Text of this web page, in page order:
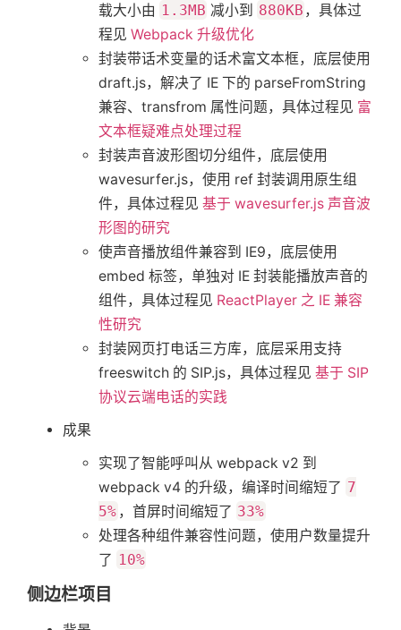
首
载大小由 1.3MB 减小到 880KB ，具体过
程见 Webpack 升级优化
封装带话术变量的话术富文本框，底层使用
draft.js，解决了 IE 下的 parseFromString
兼容、transfrom 属性问题，具体过程见 富
文本框疑难点处理过程
封装声音波形图切分组件，底层使用
wavesurfer.js，使用 ref 封装调用原生组
件，具体过程见 基于 wavesurfer.js 声音波
形图的研究
使声音播放组件兼容到 IE9，底层使用
embed 标签，单独对 IE 封装能播放声音的
组件，具体过程见 ReactPlayer 之 IE 兼容
性研究
封装网页打电话三方库，底层采用支持
freeswitch 的 SIP.js，具体过程见 基于 SIP
协议云端电话的实践
成果
实现了智能呼叫从 webpack v2 到
webpack v4 的升级，编译时间缩短了 7
5% ，首屏时间缩短了 33%
处理各种组件兼容性问题，使用户数量提升
了 10%
侧边栏项目